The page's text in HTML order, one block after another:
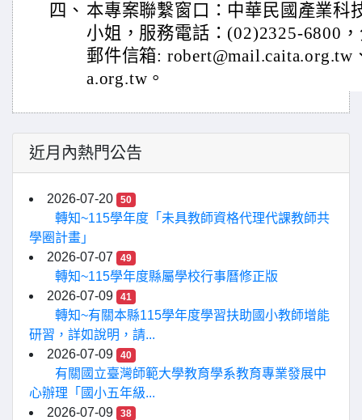
四、 本專案聯繫窗口：中華民國產業科
小姐，服務電話：(02)2325-6800
郵件信箱: robert@mail.caita.org.tw
a.org.tw。
近月內熱門公告
2026-07-20 50
轉知~115學年度「未具教師資格代理代課教師共
學圈計畫」
2026-07-07
49
轉知~115學年度縣屬學校行事曆修正版
2026-07-09
41
轉知~有關本縣115學年度學習扶助國小教師增能
研習，詳如說明，請...
2026-07-09
40
有關國立臺灣師範大學教育學系教育專業發展中
心辦理「國小五年級...
2026-07-09
38